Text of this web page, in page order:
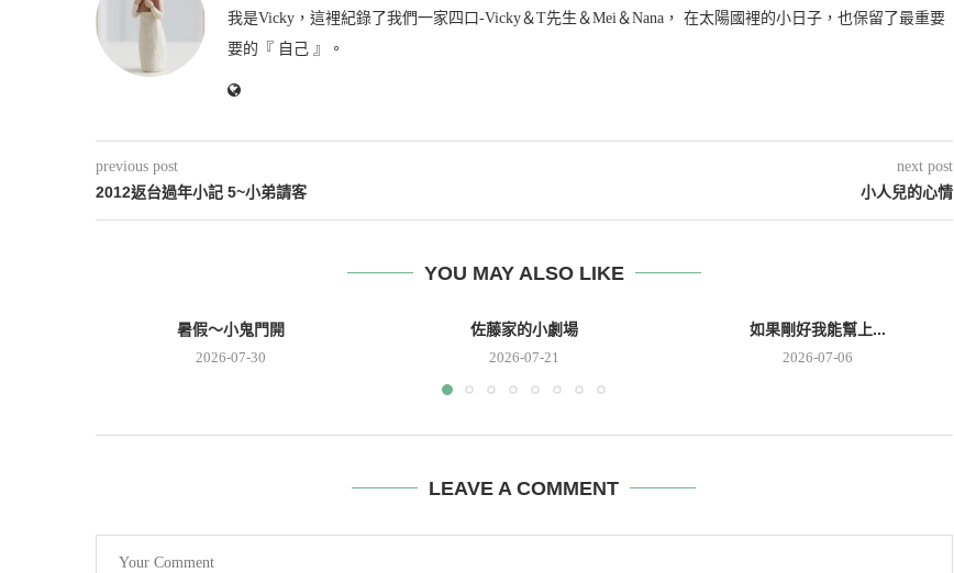
我是Vicky，這裡紀錄了我們一家四口-Vicky＆T先生＆Mei＆Nana， 在太陽國裡的小日子，也保留了最重要
要的『 自己 』。
previous post
2012返台過年小記 5~小弟請客
next post
小人兒的心情
YOU MAY ALSO LIKE
暑假～小鬼門開
2026-07-30
佐藤家的小劇場
2026-07-21
如果剛好我能幫上...
2026-07-06
LEAVE A COMMENT